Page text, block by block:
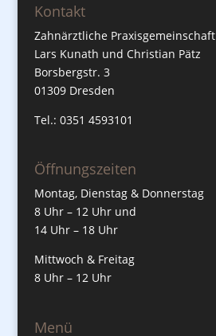
Kontakt
Zahnärztliche Praxisgemeinschaft
Lars Kunath und Christian Pätz
Borsbergstr. 3
01309 Dresden
Tel.: 0351 4593101
Öffnungszeiten
Montag, Dienstag & Donnerstag
8 Uhr – 12 Uhr und
14 Uhr – 18 Uhr
Mittwoch & Freitag
8 Uhr – 12 Uhr
Menü